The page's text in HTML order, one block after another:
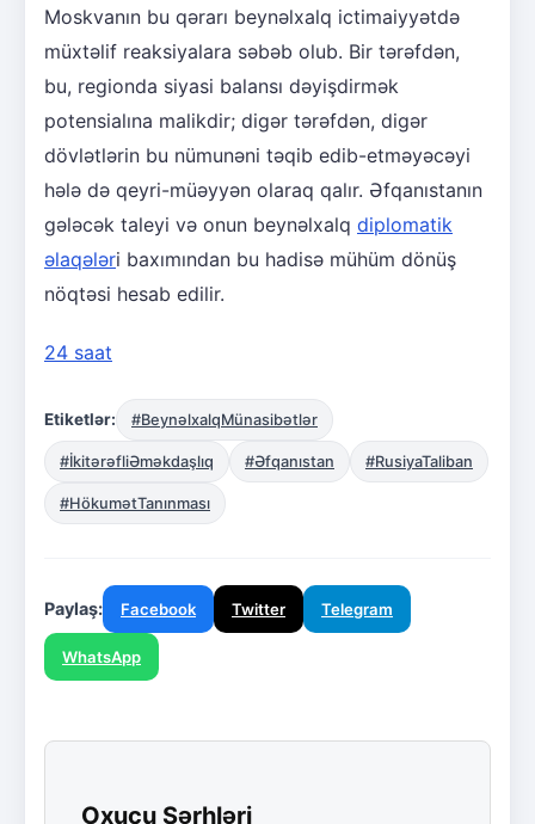
Moskvanın bu qərarı beynəlxalq ictimaiyyətdə
müxtəlif reaksiyalara səbəb olub. Bir tərəfdən,
bu, regionda siyasi balansı dəyişdirmək
potensialına malikdir; digər tərəfdən, digər
dövlətlərin bu nümunəni təqib edib-etməyəcəyi
hələ də qeyri-müəyyən olaraq qalır. Əfqanıstanın
gələcək taleyi və onun beynəlxalq diplomatik
əlaqələri baxımından bu hadisə mühüm dönüş
nöqtəsi hesab edilir.
24 saat
Etiketlər: #BeynəlxalqMünasibətlər
#İkitərəfliƏməkdaşlıq #Əfqanıstan #RusiyaTaliban
#HökumətTanınması
Paylaş: Facebook Twitter Telegram
WhatsApp
Oxucu Şərhləri